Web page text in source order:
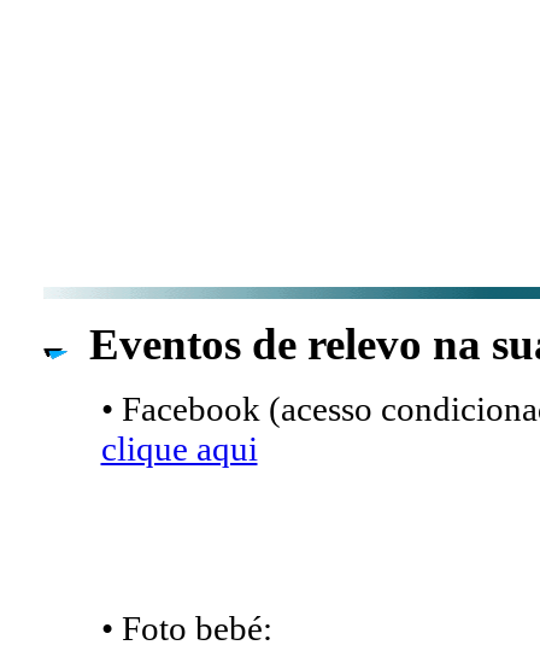
Eventos de relevo na
• Facebook (acesso
clique aqui
• Foto bebé: